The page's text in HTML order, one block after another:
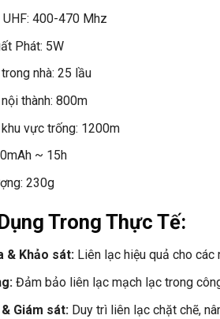
UHF: 400-470 Mhz
Phát: 5W
nhà: 25 lầu
thành: 800m
vực trống: 1200m
~ 15h
230g
Trong Thực Tế:
& Khảo sát: Liên lạc hiệu quả cho
Đảm bảo liên lạc mạch lạc trong
Giám sát: Duy trì liên lạc chặt chẽ,